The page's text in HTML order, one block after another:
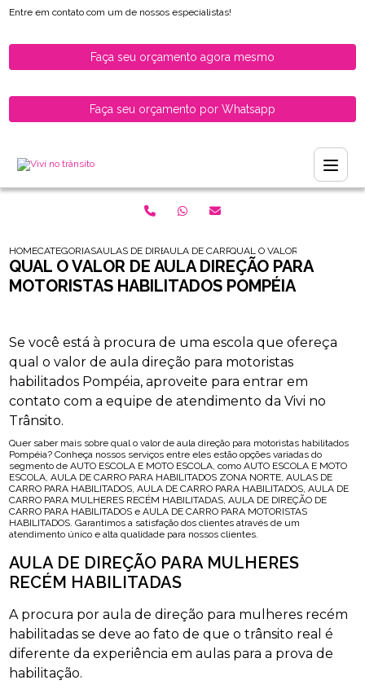
Entre em contato com um de nossos especialistas!
Faça seu orçamento agora mesmo
Faça seu orçamento por Whatsapp
HOMECATEGORIASAULAS DE DIRECAO PARA HABILITADOS
AULA DE CARRO PARA MOTORISTAS
QUAL O VALOR DE AULA
QUAL O VALOR DE AULA DIREÇÃO PARA
MOTORISTAS HABILITADOS POMPÉIA
Se você está à procura de uma escola que ofereça
qual o valor de aula direção para motoristas
habilitados Pompéia, aproveite para entrar em
contato com a equipe de atendimento da Vivi no
Trânsito.
Quer saber mais sobre qual o valor de aula direção para motoristas habilitados
Pompéia? Conheça nossos serviços entre eles estão opções variadas do
segmento de AUTO ESCOLA E MOTO ESCOLA, como AUTO ESCOLA E MOTO
ESCOLA, AULA DE CARRO PARA HABILITADOS ZONA NORTE, AULAS DE
CARRO PARA HABILITADOS, AULA DE CARRO PARA HABILITADOS, AULA DE
CARRO PARA MULHERES RECÉM HABILITADAS, AULA DE DIREÇÃO DE
CARRO PARA HABILITADOS e AULA DE CARRO PARA MOTORISTAS
HABILITADOS. Garantimos a satisfação dos clientes através de um
atendimento único e alta qualidade para nossos clientes.
AULA DE DIREÇÃO PARA MULHERES
RECÉM HABILITADAS
A procura por aula de direção para mulheres recém
habilitadas se deve ao fato de que o trânsito real é
diferente da experiência em aulas para a prova de
habilitação.